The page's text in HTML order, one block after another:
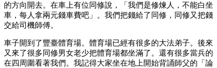
的方向開去。在車上有位同修說，「我們是修煉人，不能白坐
車，每人拿兩元錢車費吧」。我們把錢給了同修，同修又把錢
交給司機師傅。
車子開到了豐臺體育場。體育場已經有很多的大法弟子。後來
又來了很多同修男女老少把體育場都坐滿了。還有很多當兵的
在四周圍看著我們。我記得大家坐在地上開始背誦師父的「論